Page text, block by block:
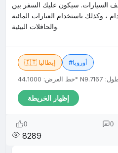
السيارات. سيكون عليك السفر بين
، وكذلك باستخدام العبارات المائية
والحافلات البيئية.
🇮🇹 إيطاليا #أوروبا
خط العرض: 44.1000° N
إظهار الخريطة
0 0
8289